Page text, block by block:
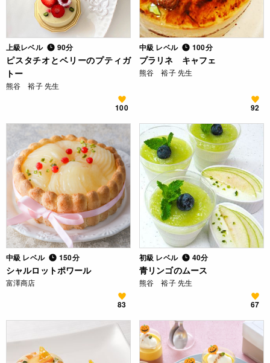
上級レベル 90分
ピスタチオとベリーのプティガ
トー
熊谷 裕子 先生
100
中級 レベル 100分
プラリネ キャフェ
熊谷 裕子 先生
92
中級 レベル 150分
シャルロットポワール
富澤商店
83
初級 レベル 40分
青リンゴのムース
熊谷 裕子 先生
67